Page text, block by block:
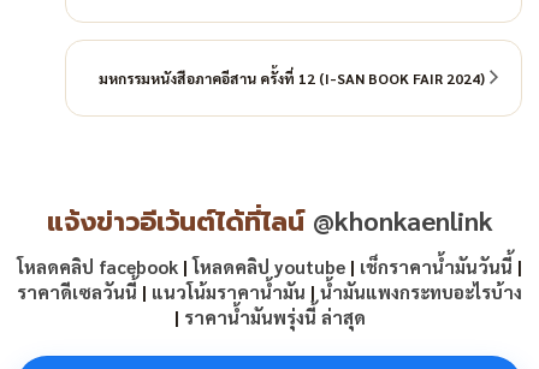
มหกรรมหนังสือภาคอีสาน ครั้งที่ 12 (I-SAN BOOK FAIR 2024)
แจ้งข่าวอีเว้นต์ได้ที่ไลน์ @khonkaenlink
โหลดคลิป facebook |โหลดคลิป youtube | เช็กราคาน้ำมันวันนี้ |
ราคาดีเซลวันนี้ | แนวโน้มราคาน้ำมัน | น้ำมันแพงกระทบอะไรบ้าง
| ราคาน้ำมันพรุ่งนี้ ล่าสุด